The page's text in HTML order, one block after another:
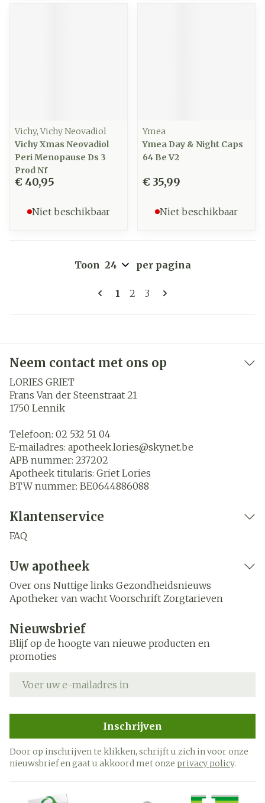
Vichy, Vichy Neovadiol
Vichy Xmas Neovadiol
Peri Menopause Ds 3
Prod Nf
€ 40,95
Niet beschikbaar
Ymea
Ymea Day & Night Caps
64 Be V2
€ 35,99
Niet beschikbaar
Pagina's
U lees momenteel pagina
1 Pagina
2 Pagina
3
Toon per pagina
Neem contact met ons op
LORIES GRIET
Frans Van der Steenstraat 21
1750 Lennik
Telefoon: 02 532 51 04
E-mailadres: apotheek.lories@skynet.be
APB nummer: 237202
Apotheek titularis: Griet Lories
BTW nummer: BE0644886088
Klantenservice
FAQ
Uw apotheek
Over ons Nuttige links Gezondheidsnieuws
Apotheker van wacht Voorschrift Zorgtarieven
Nieuwsbrief
Blijf op de hoogte van nieuwe producten en
promoties
Inschrijven
Door op inschrijven te klikken, schrijft u zich in voor onze
nieuwsbrief en gaat u akkoord met onze privacy policy.